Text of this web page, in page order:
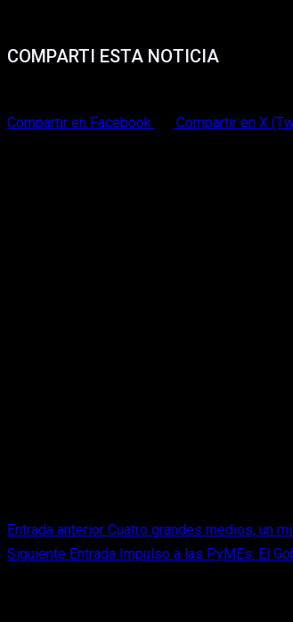
COMPARTI ESTA NOTICIA
Compartir en Facebook Compartir en X
Entrada anterior Cuatro grandes medios, un
Siguiente Entrada Impulso a las PyMEs: El